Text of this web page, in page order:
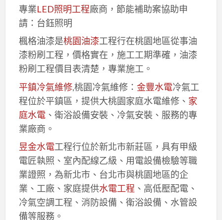
專業LED照明工程廠商，節能補助案協助申
請：台鈺照明
楓格油漆是桃園油漆工程行在桃園地區從事油
漆粉刷工程，價格實在，施工工期準確，油漆
粉刷工程價目表清楚，專業施工。
平鎮冷氣維修,桃園冷氣維修： 金豐水電冷氣工
程位於平鎮區，提供大桃園家庭水電維修、 家
庭水電、衛浴設備安裝、冷氣安裝、服務的專
業廠商。
昱金水電工程行位於新北市新莊區，具有甲級
電匠執照、室內配線乙級、用電設備檢驗等職
業證照，為新北市、台北市與桃園地區的企
業、工廠、家庭提供水電工程 、高低壓配電、
冷氣空調工程、消防設備、衛浴設備、水管設
備等服務。